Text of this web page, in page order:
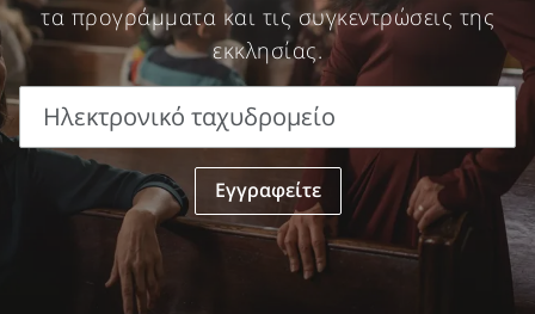
τα προγράμματα και τις συγκεντρώσεις της
εκκλησίας.
Ηλεκτρονικό ταχυδρομείο
Ηλεκτρονικό
ταχυδρομείο
Εγγραφείτε